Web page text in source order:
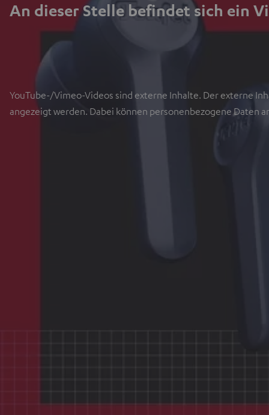
An dieser Stelle befindet sich ein
YouTube-/Vimeo-Videos sind externe Inhalte. Der externe
angezeigt werden. Dabei können personenbezogene